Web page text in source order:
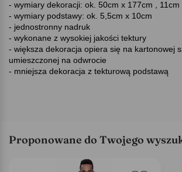
- wymiary dekoracji: ok. 50cm x 177cm , 11cm
- wymiary podstawy: ok. 5,5cm x 10cm
- jednostronny nadruk
- wykonane z wysokiej jakości tektury
- większa dekoracja opiera się na kartonowej
umieszczonej na odwrocie
- mniejsza dekoracja z tekturową podstawą
Proponowane do Twojego